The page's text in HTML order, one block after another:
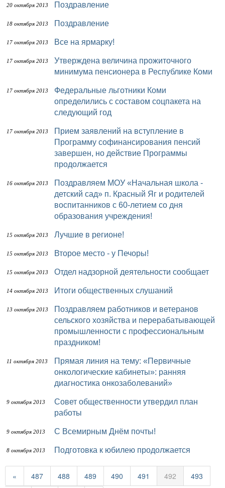
20 октября 2013 Поздравление
18 октября 2013 Поздравление
17 октября 2013 Все на ярмарку!
17 октября 2013
Утверждена величина прожиточного
минимума пенсионера в Республике Коми
17 октября 2013
Федеральные льготники Коми
определились с составом соцпакета на
следующий год
17 октября 2013
Прием заявлений на вступление в
Программу софинансирования пенсий
завершен, но действие Программы
продолжается
16 октября 2013
Поздравляем МОУ «Начальная школа -
детский сад» п. Красный Яг и родителей
воспитанников с 60-летием со дня
образования учреждения!
15 октября 2013 Лучшие в регионе!
15 октября 2013 Второе место - у Печоры!
15 октября 2013 Отдел надзорной деятельности сообщает
14 октября 2013 Итоги общественных слушаний
13 октября 2013
Поздравляем работников и ветеранов
сельского хозяйства и перерабатывающей
промышленности с профессиональным
праздником!
11 октября 2013
Прямая линия на тему: «Первичные
онкологические кабинеты»: ранняя
диагностика онкозаболеваний»
9 октября 2013
Совет общественности утвердил план
работы
9 октября 2013 С Всемирным Днём почты!
8 октября 2013 Подготовка к юбилею продолжается
« 487 488 489 490 491 492 493